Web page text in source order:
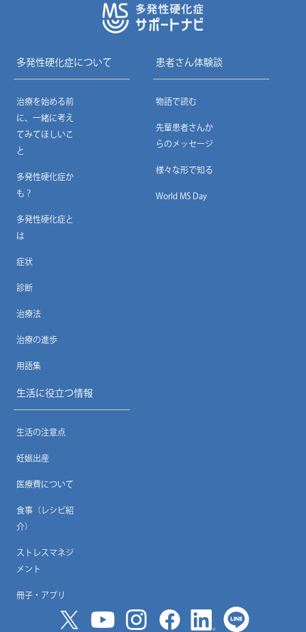
多発性硬化症について
治療を始める前
に、一緒に考え
てみてほしいこ
と
多発性硬化症か
も？
多発性硬化症と
は
症状
診断
治療法
治療の進歩
用語集
生活に役立つ情報
生活の注意点
妊娠出産
医療費について
食事（レシピ紹
介）
ストレスマネジ
メント
冊子・アプリ
患者さん体験談
物語で読む
先輩患者さんか
らのメッセージ
様々な形で知る
World MS Day